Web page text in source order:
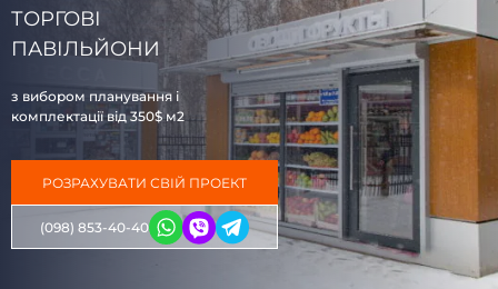
ТОРГОВІ
ПАВІЛЬЙОНИ
з вибором планування і
комплектації від 350$ м2
РОЗРАХУВАТИ СВІЙ ПРОЕКТ
(098) 853-40-40